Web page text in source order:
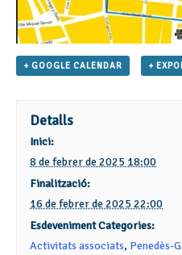
+ GOOGLE CALENDAR +
Detalls
Inici:
8 de febrer de 2025 18:00
Finalització:
16 de febrer de 2025 22:00
Esdeveniment Categories:
Activitats associats, Penedès-